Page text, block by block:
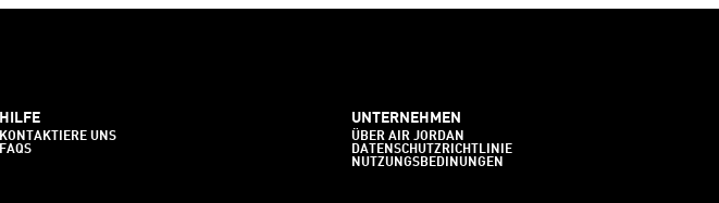
HILFE
KONTAKTIERE UNS
FAQS
UNTERNEHMEN
ÜBER AIR JORDAN
DATENSCHUTZRICHTLINIE
NUTZUNGSBEDINUNGEN